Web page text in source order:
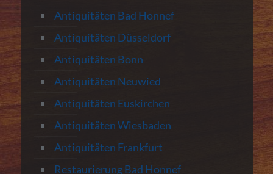
Antiquitäten Bad Honnef
Antiquitäten Düsseldorf
Antiquitäten Bonn
Antiquitäten Neuwied
Antiquitäten Euskirchen
Antiquitäten Wiesbaden
Antiquitäten Frankfurt
Restaurierung Bad Honnef